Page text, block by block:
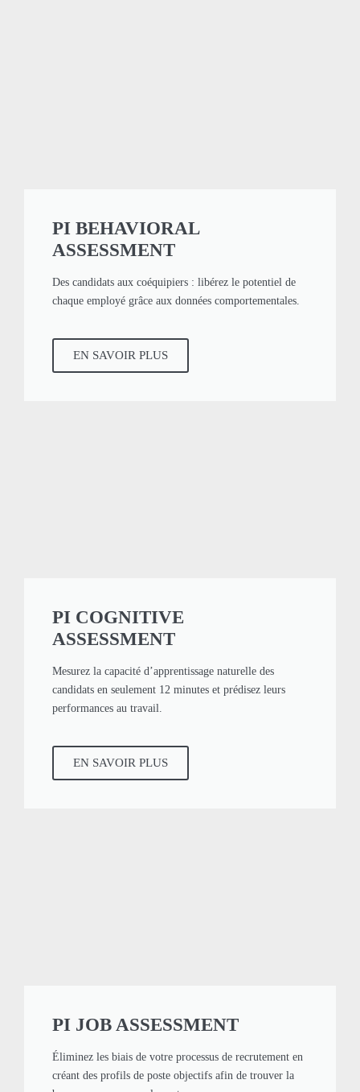
PI BEHAVIORAL
ASSESSMENT
Des candidats aux coéquipiers : libérez le potentiel de
chaque employé grâce aux données comportementales.
EN SAVOIR PLUS
PI COGNITIVE
ASSESSMENT
Mesurez la capacité d’apprentissage naturelle des
candidats en seulement 12 minutes et prédisez leurs
performances au travail.
EN SAVOIR PLUS
PI JOB ASSESSMENT
Éliminez les biais de votre processus de recrutement en
créant des profils de poste objectifs afin de trouver la